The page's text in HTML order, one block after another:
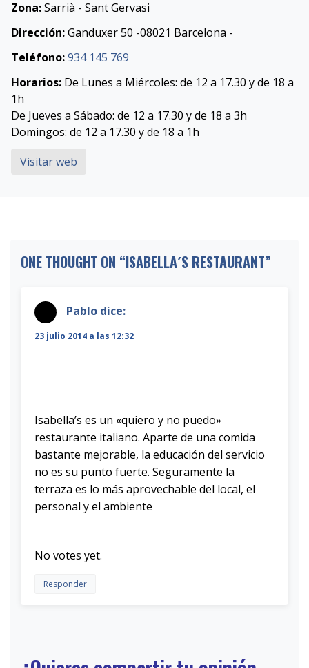
Zona:Sarrià - Sant Gervasi
Dirección:Ganduxer 50 -08021 Barcelona -
Teléfono:934 145 769
Horarios: De Lunes a Miércoles: de 12 a 17.30 y de 18 a
1h
De Jueves a Sábado: de 12 a 17.30 y de 18 a 3h
Domingos: de 12 a 17.30 y de 18 a 1h
Visitar web
ONE THOUGHT ON “ISABELLA´S RESTAURANT”
Pablo dice:
23 julio 2014 a las 12:32
Isabella’s es un «quiero y no puedo»
restaurante italiano. Aparte de una comida
bastante mejorable, la educación del servicio
no es su punto fuerte. Seguramente la
terraza es lo más aprovechable del local, el
personal y el ambiente
No votes yet.
Responder